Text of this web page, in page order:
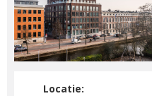
Locatie: